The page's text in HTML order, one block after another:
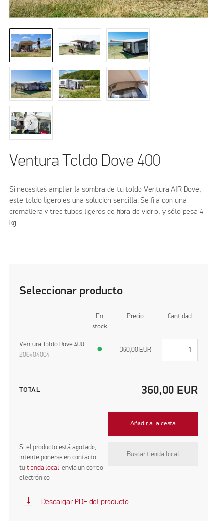
Ventura Toldo Dove 400
Si necesitas ampliar la sombra de tu toldo Ventura AIR Dove,
este toldo ligero es una solución sencilla. Se fija con una
cremallera y tres tubos ligeros de fibra de vidrio, y sólo pesa 4
kg.
Seleccionar producto
En
stock
Precio Cantidad
Ventura Toldo Dove 400
206404004
● 360,00 EUR
TOTAL 360,00 EUR
Añadir a la cesta
Si el producto está agotado,
intente ponerse en contacto
tutienda localenvía un correo
electrónico
Buscar tienda local
vertical_align_bottom Descargar PDF del producto